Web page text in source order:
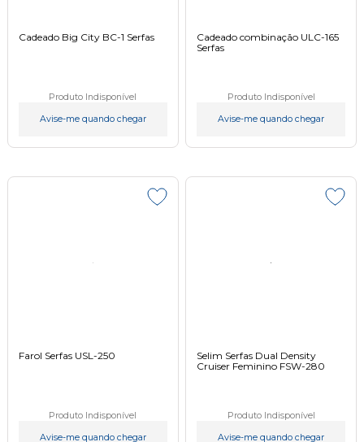
Cadeado Big City BC-1 Serfas
Produto Indisponível
Avise-me quando chegar
Cadeado combinação ULC-165
Serfas
Produto Indisponível
Avise-me quando chegar
Farol Serfas USL-250
Produto Indisponível
Avise-me quando chegar
Selim Serfas Dual Density
Cruiser Feminino FSW-280
Produto Indisponível
Avise-me quando chegar